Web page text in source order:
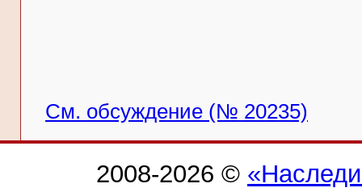
См. обсуждение (№ 20235)
2008-2026 ©